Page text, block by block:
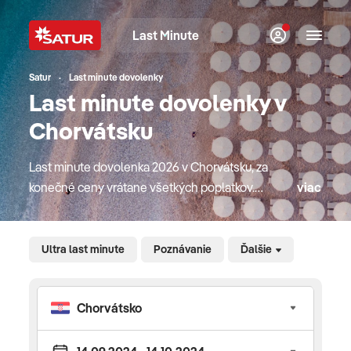
Last Minute
Satur Last minute dovolenky
Last minute dovolenky v
Chorvátsku
Last minute dovolenka 2026 v Chorvátsku, za
konečné ceny vrátane všetkých poplatkov.
Prinášame vám last minute ponuku s termínom
náramne obľúbená dovolenková destinácia.
historickú architektúru, možnosť ľahko sa
dorozumieť a výborné služby. Veľkým plusom je aj
poloha, keďže od nás sa k moru dostaneme
viac
Ďalšie
Ultra last minute Poznávanie